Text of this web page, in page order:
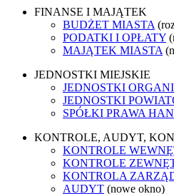
FINANSE I MAJĄTEK
BUDŻET MIASTA
PODATKI I OPŁATY
MAJĄTEK MIASTA
JEDNOSTKI MIEJSKIE
JEDNOSTKI
JEDNOSTKI
SPÓŁKI PRAWA
KONTROLE, AUDYT,
KONTROLE
KONTROLE
KONTROLA
AUDYT (nowe okno)